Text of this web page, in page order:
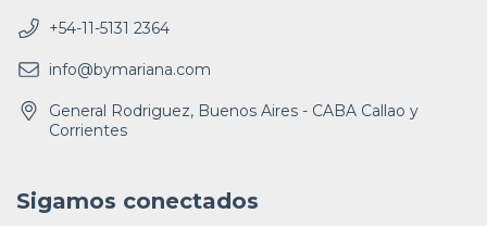
+54-11-5131 2364
info@bymariana.com
General Rodriguez, Buenos Aires - CABA Callao y
Corrientes
Sigamos conectados